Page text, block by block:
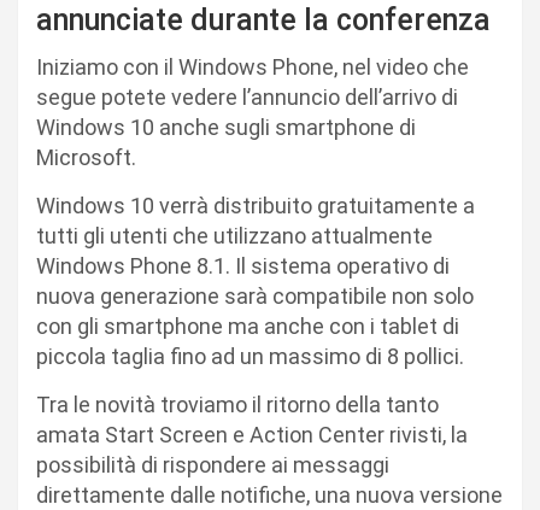
annunciate durante la conferenza
Iniziamo con il Windows Phone, nel video che
segue potete vedere l’annuncio dell’arrivo di
Windows 10 anche sugli smartphone di
Microsoft.
Windows 10 verrà distribuito gratuitamente a
tutti gli utenti che utilizzano attualmente
Windows Phone 8.1. Il sistema operativo di
nuova generazione sarà compatibile non solo
con gli smartphone ma anche con i tablet di
piccola taglia fino ad un massimo di 8 pollici.
Tra le novità troviamo il ritorno della tanto
amata Start Screen e Action Center rivisti, la
possibilità di rispondere ai messaggi
direttamente dalle notifiche, una nuova versione